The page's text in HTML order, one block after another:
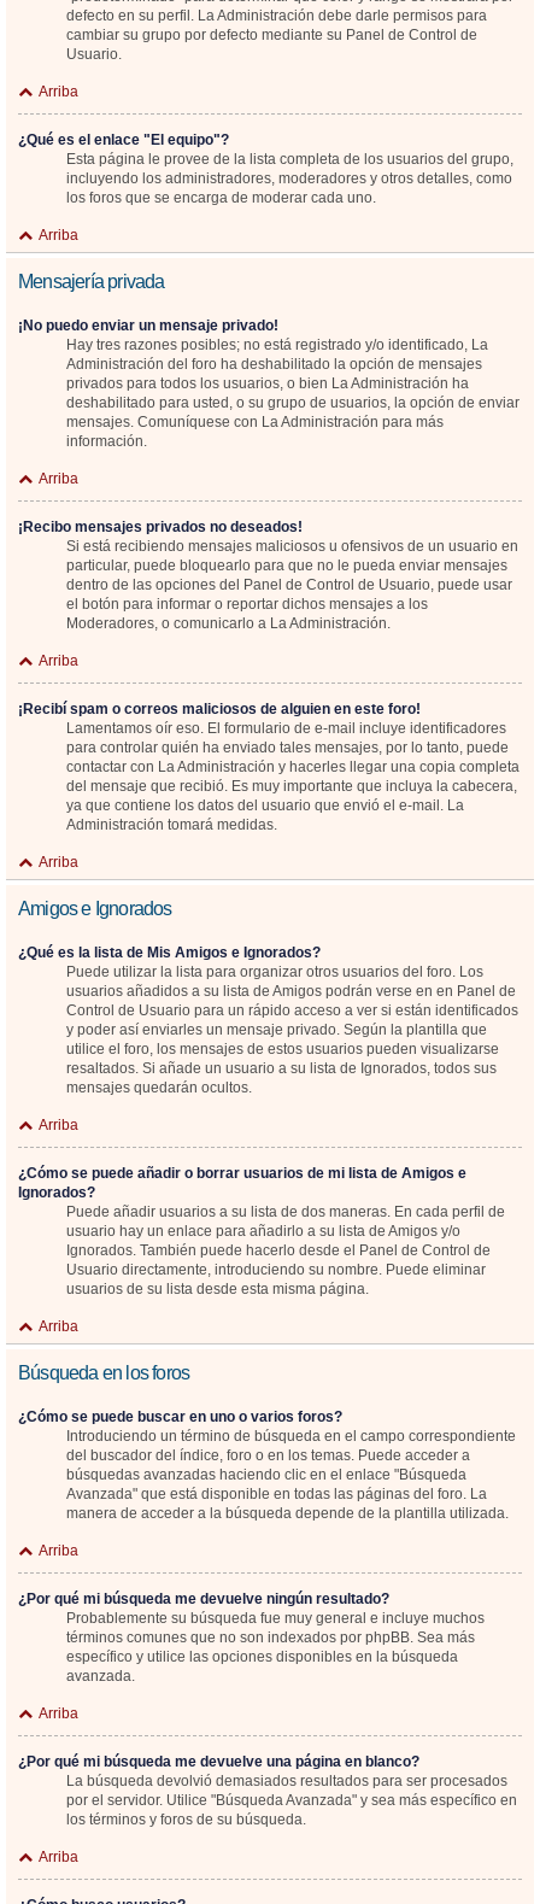
defecto en su perfil. La Administración debe darle permisos para
cambiar su grupo por defecto mediante su Panel de Control de
Usuario.
Arriba
¿Qué es el enlace "El equipo"?
Esta página le provee de la lista completa de los usuarios del grupo,
incluyendo los administradores, moderadores y otros detalles, como
los foros que se encarga de moderar cada uno.
Arriba
Mensajería privada
¡No puedo enviar un mensaje privado!
Hay tres razones posibles; no está registrado y/o identificado, La
Administración del foro ha deshabilitado la opción de mensajes
privados para todos los usuarios, o bien La Administración ha
deshabilitado para usted, o su grupo de usuarios, la opción de enviar
mensajes. Comuníquese con La Administración para más
información.
Arriba
¡Recibo mensajes privados no deseados!
Si está recibiendo mensajes maliciosos u ofensivos de un usuario en
particular, puede bloquearlo para que no le pueda enviar mensajes
dentro de las opciones del Panel de Control de Usuario, puede usar
el botón para informar o reportar dichos mensajes a los
Moderadores, o comunicarlo a La Administración.
Arriba
¡Recibí spam o correos maliciosos de alguien en este foro!
Lamentamos oír eso. El formulario de e-mail incluye identificadores
para controlar quién ha enviado tales mensajes, por lo tanto, puede
contactar con La Administración y hacerles llegar una copia completa
del mensaje que recibió. Es muy importante que incluya la cabecera,
ya que contiene los datos del usuario que envió el e-mail. La
Administración tomará medidas.
Arriba
Amigos e Ignorados
¿Qué es la lista de Mis Amigos e Ignorados?
Puede utilizar la lista para organizar otros usuarios del foro. Los
usuarios añadidos a su lista de Amigos podrán verse en en Panel de
Control de Usuario para un rápido acceso a ver si están identificados
y poder así enviarles un mensaje privado. Según la plantilla que
utilice el foro, los mensajes de estos usuarios pueden visualizarse
resaltados. Si añade un usuario a su lista de Ignorados, todos sus
mensajes quedarán ocultos.
Arriba
¿Cómo se puede añadir o borrar usuarios de mi lista de Amigos e
Ignorados?
Puede añadir usuarios a su lista de dos maneras. En cada perfil de
usuario hay un enlace para añadirlo a su lista de Amigos y/o
Ignorados. También puede hacerlo desde el Panel de Control de
Usuario directamente, introduciendo su nombre. Puede eliminar
usuarios de su lista desde esta misma página.
Arriba
Búsqueda en los foros
¿Cómo se puede buscar en uno o varios foros?
Introduciendo un término de búsqueda en el campo correspondiente
del buscador del índice, foro o en los temas. Puede acceder a
búsquedas avanzadas haciendo clic en el enlace "Búsqueda
Avanzada" que está disponible en todas las páginas del foro. La
manera de acceder a la búsqueda depende de la plantilla utilizada.
Arriba
¿Por qué mi búsqueda me devuelve ningún resultado?
Probablemente su búsqueda fue muy general e incluye muchos
términos comunes que no son indexados por phpBB. Sea más
específico y utilice las opciones disponibles en la búsqueda
avanzada.
Arriba
¿Por qué mi búsqueda me devuelve una página en blanco?
La búsqueda devolvió demasiados resultados para ser procesados
por el servidor. Utilice "Búsqueda Avanzada" y sea más específico en
los términos y foros de su búsqueda.
Arriba